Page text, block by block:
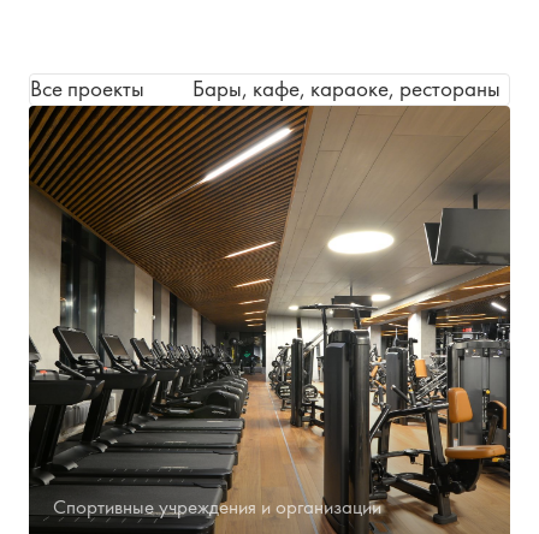
Все проекты Бары, кафе, караоке, рестораны
Спортивные учреждения и организации